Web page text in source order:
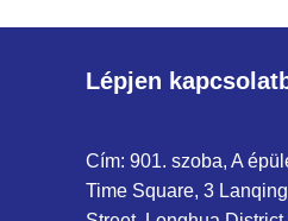
Lépjen
Cím: 901. szoba, A
Time Square, 3